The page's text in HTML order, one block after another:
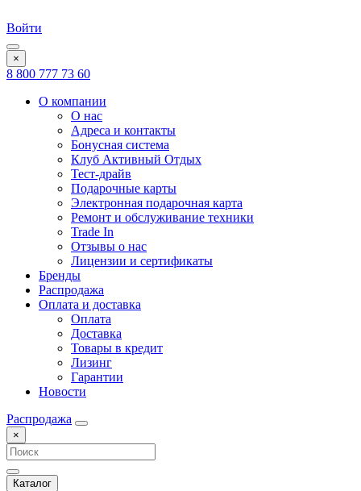
Войти
×
8 800 777 73 60
О компании
О нас
Адреса и контакты
Бонусная система
Клуб Активный Отдых
Тест-драйв
Подарочные карты
Электронная подарочная карта
Ремонт и обслуживание техники
Trade In
Отзывы о нас
Лицензии и сертификаты
Бренды
Распродажа
Оплата и доставка
Оплата
Доставка
Товары в кредит
Лизинг
Гарантии
Новости
Распродажа
×
Каталог